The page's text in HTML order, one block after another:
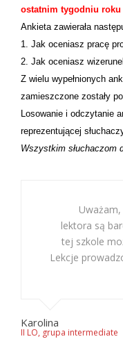
ostatnim tygodniu roku
Ankieta zawierała
1. Jak oceniasz pracę
2. Jak oceniasz
Z wielu wypełnionych
zamieszczone zostały
Losowanie i odczytanie
reprezentującej
Wszystkim słuchaczom
lektora są
tej szkole
Lekcje
Karolina
II LO, grupa intermediate